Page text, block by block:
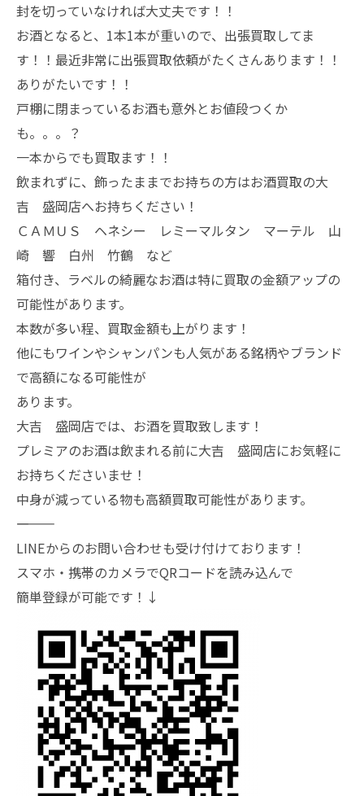
封を切っていなければ大丈夫です！！
お酒となると、1本1本が重いので、出張買取してま
す！！最近非常に出張買取依頼がたくさんあります！！
ありがたいです！！
戸棚に閉まっているお酒も意外とお値段つくか
も。。。？
一本からでも買取ます！！
飲まれずに、飾ったままでお持ちの方はお酒買取の大
吉 盛岡店へお持ちください！
ＣＡＭＵＳ ヘネシー レミーマルタン マーテル 山
崎 響 白州 竹鶴 など
箱付き、ラベルの綺麗なお酒は特に買取の金額アップの
可能性があります。
本数が多い程、買取金額も上がります！
他にもワインやシャンパンも人気がある銘柄やブランド
で高額になる可能性が
あります。
大吉 盛岡店では、お酒を買取致します！
プレミアのお酒は飲まれる前に大吉 盛岡店にお気軽に
お持ちくださいませ！
中身が減っている物も高額買取可能性があります。
―――――――
LINEからのお問い合わせも受け付けております！
スマホ・携帯のカメラでQRコードを読み込んで
簡単登録が可能です！↓